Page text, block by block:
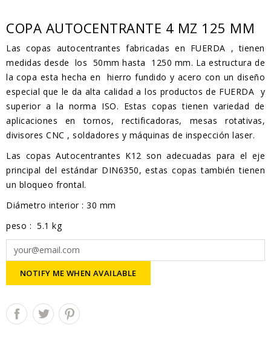
COPA AUTOCENTRANTE 4 MZ 125 MM
Las copas autocentrantes fabricadas en FUERDA , tienen
medidas desde los 50mm hasta 1250 mm. La estructura de
la copa esta hecha en hierro fundido y acero con un diseño
especial que le da alta calidad a los productos de FUERDA y
superior a la norma ISO. Estas copas tienen variedad de
aplicaciones en tornos, rectificadoras, mesas rotativas,
divisores CNC , soldadores y máquinas de inspección laser.
Las copas Autocentrantes K12 son adecuadas para el eje
principal del estándar DIN6350, estas copas también tienen
un bloqueo frontal.
Diámetro interior : 30 mm
peso : 5.1 kg
NOTIFY ME WHEN AVAILABLE